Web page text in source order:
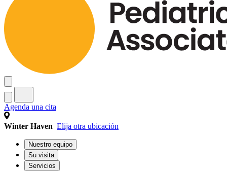
Agenda una cita
Winter Haven Elija otra ubicación
Nuestro equipo
Su visita
Servicios